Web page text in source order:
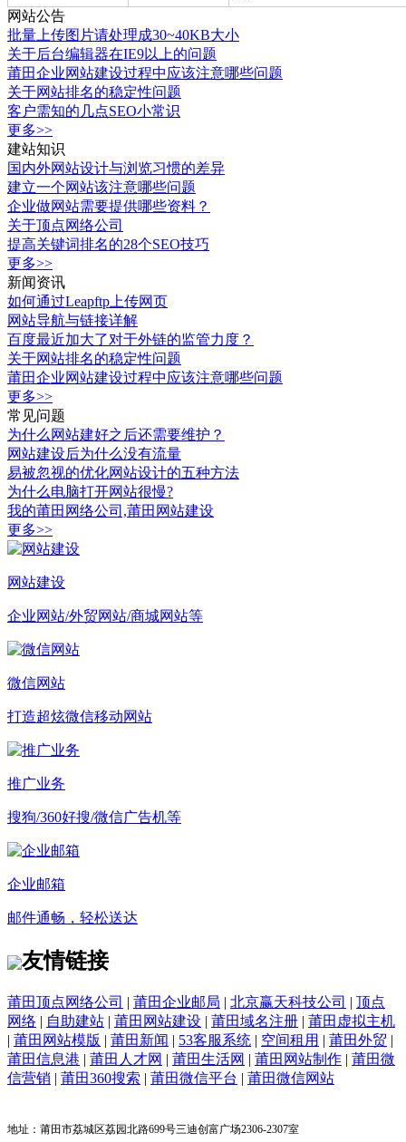
网站公告
批量上传图片请处理成30~40KB大小
关于后台编辑器在IE9以上的问题
莆田企业网站建设过程中应该注意哪些问题
关于网站排名的稳定性问题
客户需知的几点SEO小常识
更多>>
建站知识
国内外网站设计与浏览习惯的差异
建立一个网站该注意哪些问题
企业做网站需要提供哪些资料？
关于顶点网络公司
提高关键词排名的28个SEO技巧
更多>>
新闻资讯
如何通过Leapftp上传网页
网站导航与链接详解
百度最近加大了对于外链的监管力度？
关于网站排名的稳定性问题
莆田企业网站建设过程中应该注意哪些问题
更多>>
常见问题
为什么网站建好之后还需要维护？
网站建设后为什么没有流量
易被忽视的优化网站设计的五种方法
为什么电脑打开网站很慢?
我的莆田网络公司,莆田网站建设
更多>>
网站建设
企业网站/外贸网站/商城网站等
微信网站
打造超炫微信移动网站
推广业务
搜狗/360好搜/微信广告机等
企业邮箱
邮件通畅，轻松送达
友情链接
莆田顶点网络公司 | 莆田企业邮局 | 北京赢天科技公司 | 顶点
网络 | 自助建站 | 莆田网站建设 | 莆田域名注册 | 莆田虚拟主机
| 莆田网站模版 | 莆田新闻 | 53客服系统 | 空间租用 | 莆田外贸 |
莆田信息港 | 莆田人才网 | 莆田生活网 | 莆田网站制作 | 莆田微
信营销 | 莆田360搜索 | 莆田微信平台 | 莆田微信网站
地址：莆田市荔城区荔园北路699号三迪创富广场2306-2307室